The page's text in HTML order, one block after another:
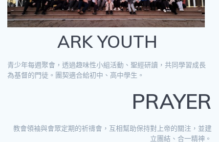
ARK YOUTH
青少年每週聚會，透過趣味性小組活動、聖經研讀，共同學習成長
為基督的門徒。團契適合給初中、高中學生。
PRAYER
教會領袖與會眾定期的祈禱會，互相幫助保持對上帝的關注，並建
立團結、合一精神。